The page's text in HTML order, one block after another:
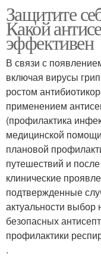
Защитите
Какой
эффективен
В связи с
включая вирусы
ростом
применением
(профилактика
медицинской
плановой
путешествий и
клинические
подтвержденные
актуальности
безопасных
профилактики
.